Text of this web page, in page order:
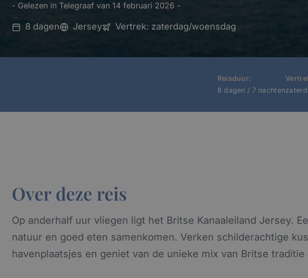
- Gelezen in Telegraaf van 14 februari 2026 -
8 dagen Jersey Vertrek: zaterdag/woensdag
Reisduur:
8 dagen / 7 nachten
Over deze reis
Op anderhalf uur vliegen ligt het Britse Kanaaleiland Jersey.
natuur en goed eten samenkomen. Verken schilderachtige
havenplaatsjes en geniet van de unieke mix van Britse traditie